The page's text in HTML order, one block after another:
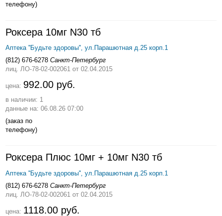
телефону)
Роксера 10мг N30 тб
Аптека ''Будьте здоровы'', ул.Парашютная д.25 корп.1
(812) 676-6278 Санкт-Петербург
лиц. ЛО-78-02-002061 от 02.04.2015
цена: 992.00 руб.
в наличии: 1
данные на: 06.08.26 07:00
(заказ по
телефону)
Роксера Плюс 10мг + 10мг N30 тб
Аптека ''Будьте здоровы'', ул.Парашютная д.25 корп.1
(812) 676-6278 Санкт-Петербург
лиц. ЛО-78-02-002061 от 02.04.2015
цена: 1118.00 руб.